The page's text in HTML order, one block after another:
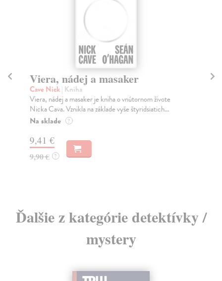
Viera, nádej a masaker
Cave Nick| Kniha
Viera, nádej a masaker je kniha o vnútornom živote
Nicka Cava. Vznikla na základe vyše štyridsiatich...
Na sklade ?
9,41 €
9,90 € ?
Ďalšie z kategórie detektívky /
mystery